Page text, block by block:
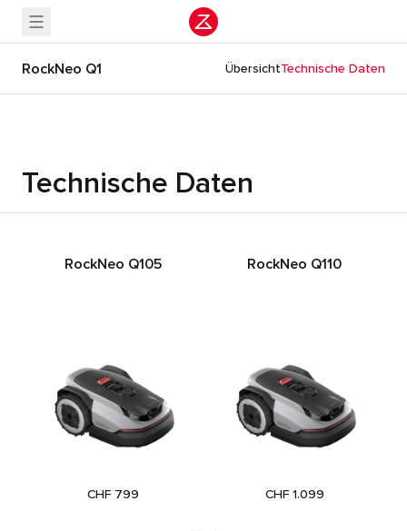
RockNeo Q1 ÜbersichtTechnische Daten
Technische Daten
RockNeo Q105 RockNeo Q110
Current Price:
CHF 799 Current Price:
CHF 1.099